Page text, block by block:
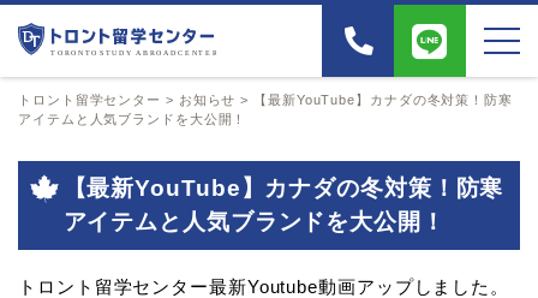
トロント留学センター > お知らせ >
【最新YouTube】カナダの冬対策！防寒
アイテムと人気ブランドを大公開！
【最新YouTube】カナダの冬対策！防寒
アイテムと人気ブランドを大公開！
トロント留学センター最新Youtube動画アップしました。